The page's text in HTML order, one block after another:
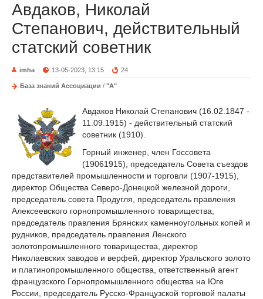
Авдаков, Николай
Степанович, действительный
статский советник
imha 13-05-2023, 13:15 24
База знаний Ассоциации / "А"
Авдаков Николай Степанович (16.02.1847 -
11.09.1915) - действительный статский
советник (1910).
Горный инженер, член Госсовета
(19061915), председатель Совета съездов
представителей промышленности и торговли (1907-1915),
директор Общества Северо-Донецкой железной дороги,
председатель совета Продугля, председатель правления
Алексеевского горнопромышленного товарищества,
председатель правления Брянских каменноугольных копей и
рудников, председатель правления Ленского
золотопромышленного товарищества, директор
Николаевских заводов и верфей, директор Уральского золото
и платинопромышленного общества, ответственный агент
французского Горнопромышленного общества на Юге
России, председатель Русско-Французской торговой палаты